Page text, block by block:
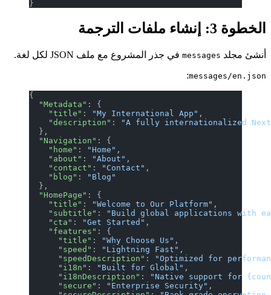
الخطوة 3: إنشاء ملفات الترجمة
أنشئ مجلدmessagesفي جذر المشروع مع ملف JSON لكل لغة.
messages/en.json
:
  "Metadata"
: {
    "title"
: "My International App"
    "description"
: "A fully internationalized
  },
  "Navigation"
: {
    "home"
: "Home"
    "about"
: "About"
    "contact"
: "Contact"
    "blog"
: "Blog"
  },
  "HomePage"
: {
    "title"
: "Welcome to Our Platform"
    "subtitle"
: "Build global applications with
    "cta"
: "Get Started"
    "features"
: {
      "title"
: "Why Choose Us"
      "speed"
: "Lightning Fast"
      "speedDescription"
: "Optimized for
      "i18n"
: "Built for Global"
      "i18nDescription"
: "Native support for
      "secure"
: "Enterprise Security"